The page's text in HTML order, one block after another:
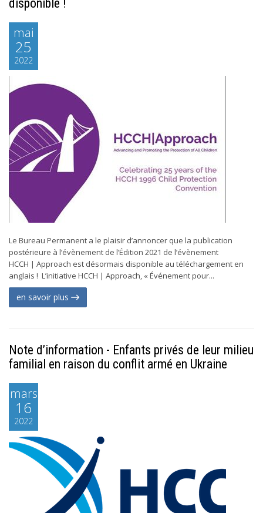
disponible !
mai
25
2022
Le Bureau Permanent a le plaisir d’annoncer que la publication
postérieure à l’évènement de l’Édition 2021 de l’évènement
HCCH | Approach est désormais disponible au téléchargement en
anglais ! L’initiative HCCH | Approach, « Événement pour...
en savoir plus
Note d’information - Enfants privés de leur milieu
familial en raison du conflit armé en Ukraine
mars
16
2022